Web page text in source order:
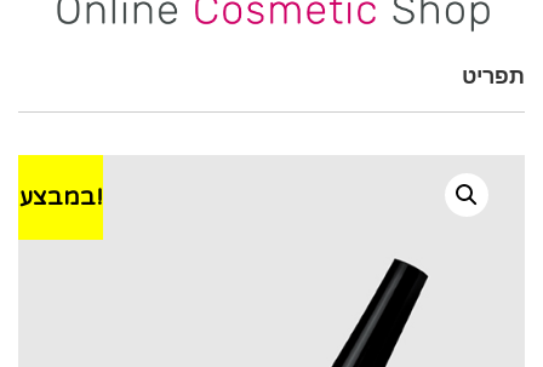
Toggle
תפריט
במבצע!